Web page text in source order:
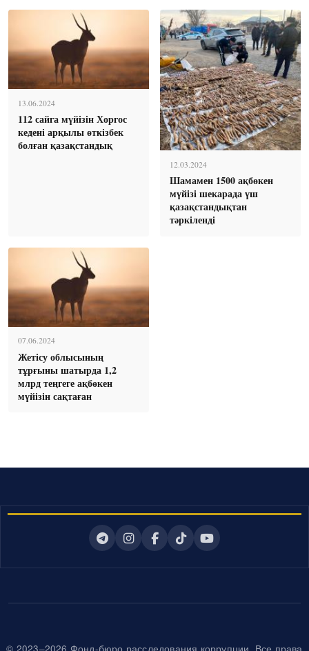
13.06.2024
112 сайга мүйізін Хоргос
кедені арқылы өткізбек
болған қазақстандық
12.03.2024
Шамамен 1500 ақбөкен
мүйізі шекарада үш
қазақстандықтан
тәркіленді
07.06.2024
Жетісу облысының
тұрғыны шатырда 1,2
млрд теңгеге ақбөкен
мүйізін сақтаған
© 2023–2026 Фонд-бюро расследования коррупции. Все права